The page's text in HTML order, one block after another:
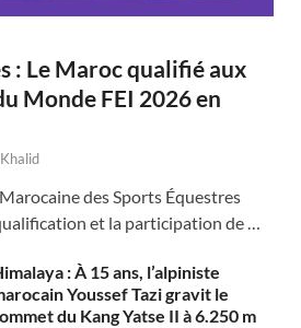
: Le Maroc qualifié aux
Monde FEI 2026 en
des Sports Équestres
et la participation de …
: À 15 ans, l’alpiniste
Youssef Tazi gravit le
du Kang Yatse II à 6.250 m